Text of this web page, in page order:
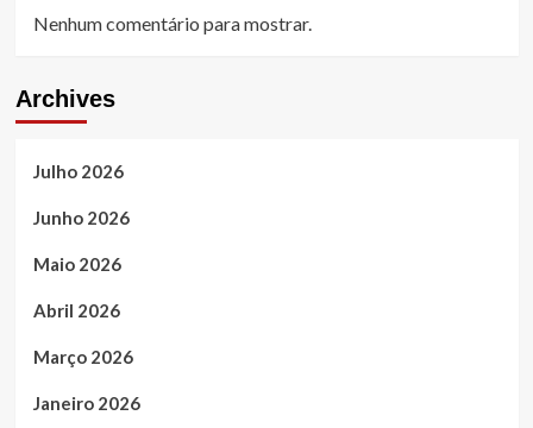
Nenhum comentário para mostrar.
Archives
Julho 2026
Junho 2026
Maio 2026
Abril 2026
Março 2026
Janeiro 2026